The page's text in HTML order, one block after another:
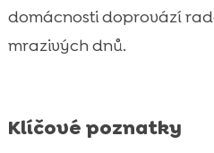
 Tipy na zimní
 Výhody adopce
domácnosti doprovází
mrazivých dnů.
Klíčové poznatky